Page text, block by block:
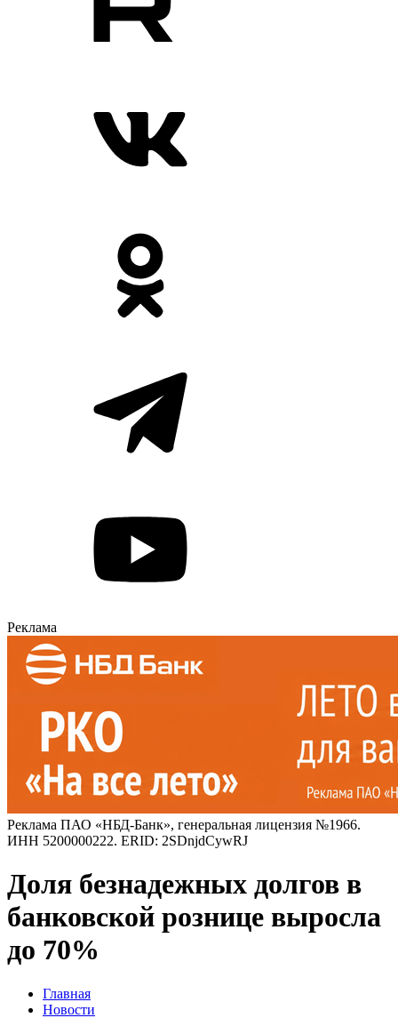
Реклама
Реклама ПАО «НБД-Банк», генеральная лицензия №1966.
ИНН 5200000222. ERID: 2SDnjdCywRJ
Доля безнадежных долгов в
банковской рознице выросла
до 70%
Главная
Новости